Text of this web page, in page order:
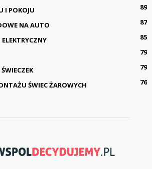
I POKOJU
89
NA AUTO
87
85
79
79
ŚWIEC ŻAROWYCH
76